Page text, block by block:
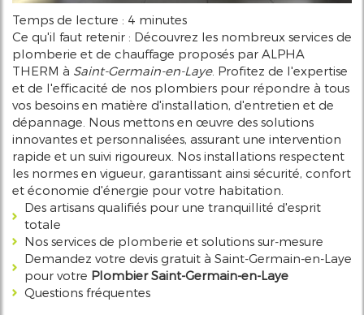
Temps de lecture : 4 minutes
Ce qu'il faut retenir : Découvrez les nombreux services de
plomberie et de chauffage proposés par ALPHA
THERM à Saint-Germain-en-Laye. Profitez de l'expertise
et de l'efficacité de nos plombiers pour répondre à tous
vos besoins en matière d'installation, d'entretien et de
dépannage. Nous mettons en œuvre des solutions
innovantes et personnalisées, assurant une intervention
rapide et un suivi rigoureux. Nos installations respectent
les normes en vigueur, garantissant ainsi sécurité, confort
et économie d'énergie pour votre habitation.
Des artisans qualifiés pour une tranquillité d'esprit
totale
Nos services de plomberie et solutions sur-mesure
Demandez votre devis gratuit à Saint-Germain-en-Laye
pour votre Plombier Saint-Germain-en-Laye
Questions fréquentes